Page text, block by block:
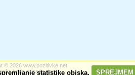
© 2026 www.pozitivke.net
koda pripada vam.statistike obiska. SPREJMEM